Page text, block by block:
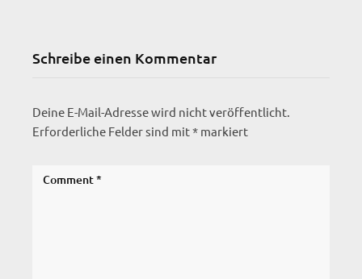
Schreibe einen Kommentar
Deine E-Mail-Adresse wird nicht veröffentlicht.
Erforderliche Felder sind mit* markiert